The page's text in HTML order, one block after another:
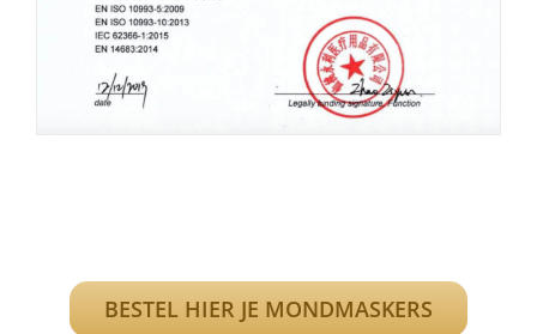
BESTEL HIER JE MONDMASKERS